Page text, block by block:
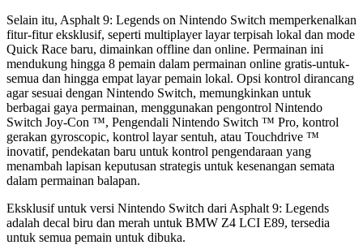
Selain itu, Asphalt 9: Legends on Nintendo Switch memperkenalkan
fitur-fitur eksklusif, seperti multiplayer layar terpisah lokal dan mode
Quick Race baru, dimainkan offline dan online. Permainan ini
mendukung hingga 8 pemain dalam permainan online gratis-untuk-
semua dan hingga empat layar pemain lokal. Opsi kontrol dirancang
agar sesuai dengan Nintendo Switch, memungkinkan untuk
berbagai gaya permainan, menggunakan pengontrol Nintendo
Switch Joy-Con ™, Pengendali Nintendo Switch ™ Pro, kontrol
gerakan gyroscopic, kontrol layar sentuh, atau Touchdrive ™
inovatif, pendekatan baru untuk kontrol pengendaraan yang
menambah lapisan keputusan strategis untuk kesenangan semata
dalam permainan balapan.
Eksklusif untuk versi Nintendo Switch dari Asphalt 9: Legends
adalah decal biru dan merah untuk BMW Z4 LCI E89, tersedia
untuk semua pemain untuk dibuka.